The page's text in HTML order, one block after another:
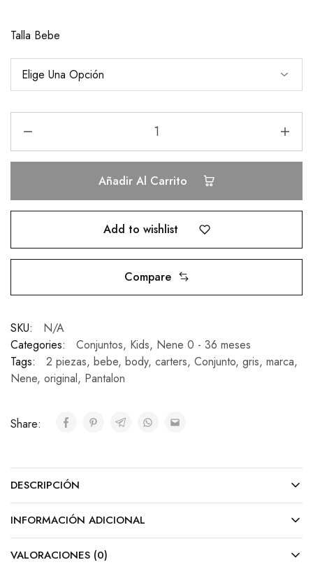
Talla Bebe
Añadir Al Carrito
Add to wishlist
Compare
SKU:
N/A
Categories:
Conjuntos, Kids, Nene 0 - 36 meses
Tags:
2 piezas, bebe, body, carters, Conjunto, gris, marca,
Nene, original, Pantalon
Share:
DESCRIPCIÓN
INFORMACIÓN ADICIONAL
VALORACIONES (0)